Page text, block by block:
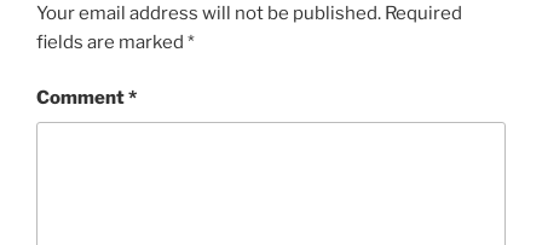
Your email address will not be published. Required
fields are marked *
Comment*